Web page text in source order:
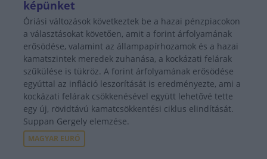
képünket
Óriási változások következtek be a hazai pénzpiacokon
a választásokat követően, amit a forint árfolyamának
erősödése, valamint az állampapírhozamok és a hazai
kamatszintek meredek zuhanása, a kockázati felárak
szűkülése is tükröz. A forint árfolyamának erősödése
egyúttal az infláció leszorítását is eredményezte, ami a
kockázati felárak csökkenésével együtt lehetővé tette
egy új, rövidtávú kamatcsökkentési ciklus elindítását.
Suppan Gergely elemzése.
MAGYAR EURÓ